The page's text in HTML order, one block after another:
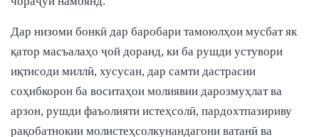
Дар низоми бонкӣ дар баробари тамоюлҳои мусбат як
қатор масъалаҳо ҷой доранд, ки ба рушди устувори
иқтисоди миллӣ, хусусан, дар самти дастрасии
соҳибкорон ба воситаҳои молиявии дарозмуҳлат ва
арзон, рушди фаъолияти истеҳсолӣ, пардохтпазириву
рақобатнокии молистеҳсолкунандагони ватанӣ ва